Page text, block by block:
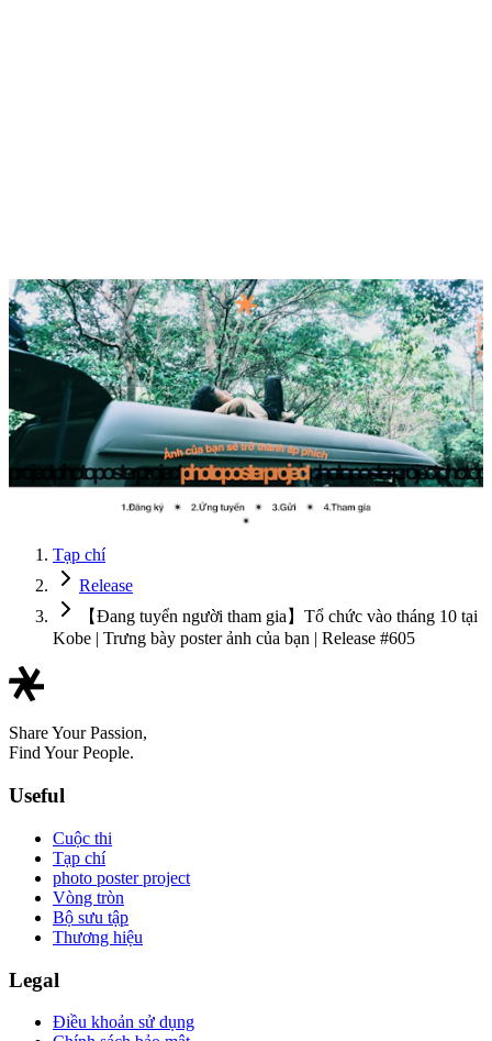
Tạp chí
Release
【Đang tuyển người tham gia】Tổ chức vào tháng 10 tại
Kobe | Trưng bày poster ảnh của bạn | Release #605
Share Your Passion,
Find Your People.
Useful
Cuộc thi
Tạp chí
photo poster project
Vòng tròn
Bộ sưu tập
Thương hiệu
Legal
Điều khoản sử dụng